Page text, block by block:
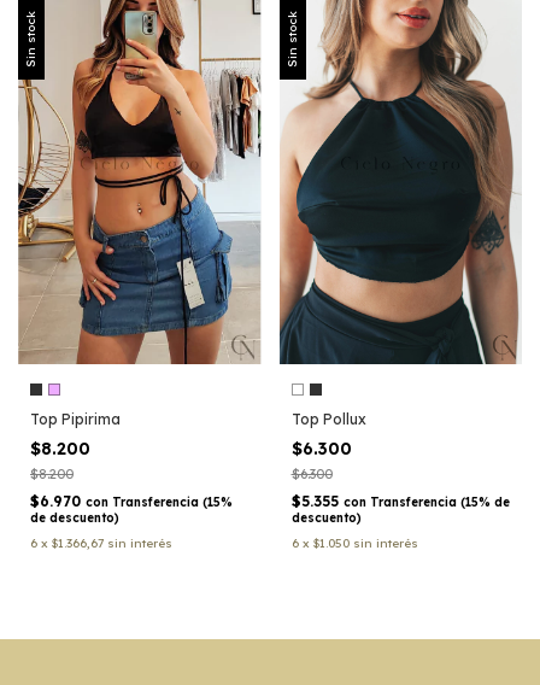
Sin stock
Top Pipirima
$8.200
$8.200
$6.970 con Transferencia (15%
de descuento)
6 x $1.366,67 sin interés
Sin stock
Top Pollux
$6.300
$6.300
$5.355 con Transferencia (15% de
descuento)
6 x $1.050 sin interés